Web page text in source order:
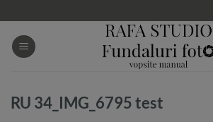
to
content
RU 34_IMG_6795 test